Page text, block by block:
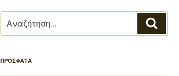
για:
ΠΡΟΣΦΑΤΑ